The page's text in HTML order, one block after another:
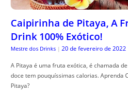
Caipirinha de Pitaya, A
Drink 100% Exótico!
Mestre dos Drinks | 20 de fevereiro de 2022
A Pitaya é uma fruta exótica, é chamada
doce tem pouquíssimas calorias. Aprenda
Pitaya?